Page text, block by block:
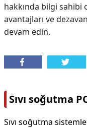
hakkında bilgi sahibi
avantajları ve
devam edin.
Sıvı soğutma
Sıvı soğutma